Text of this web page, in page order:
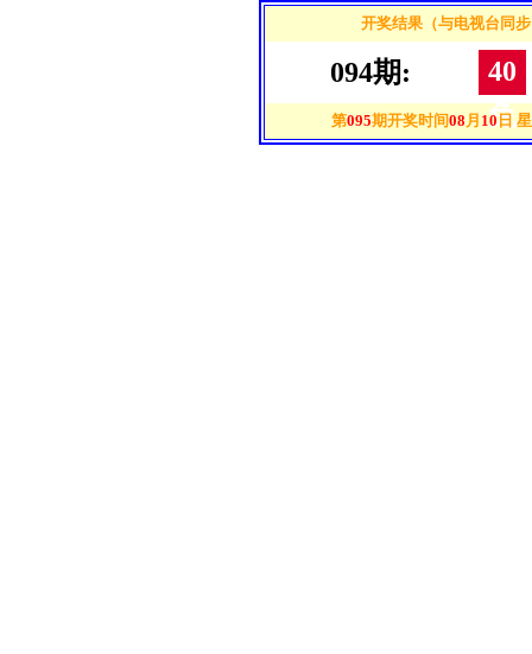
开奖结果（与电视台同
094期:
40
兔
第095期开奖时间08 月 10日